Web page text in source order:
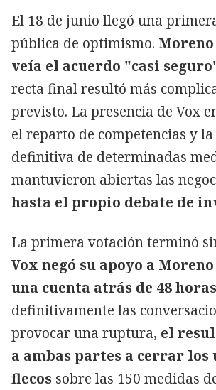
El 18 de junio llegó una
pública de optimismo.
veía el acuerdo "casi
recta final resultó más
previsto. La presencia de Vox
el reparto de competencias y
definitiva de determinadas
mantuvieron abiertas las
hasta el propio debate de
La primera votación terminó
Vox negó su apoyo a
una cuenta atrás de 48 horas
definitivamente las
provocar una ruptura, el
a ambas partes a cerrar
flecos sobre las 150 medidas